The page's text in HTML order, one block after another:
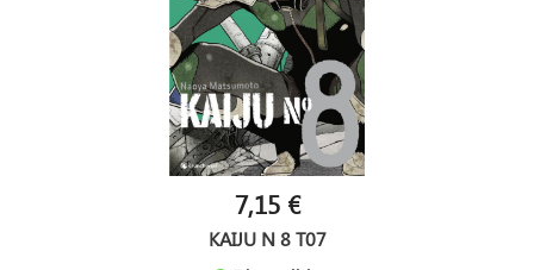
7,15 €
KAIJU N 8 T07